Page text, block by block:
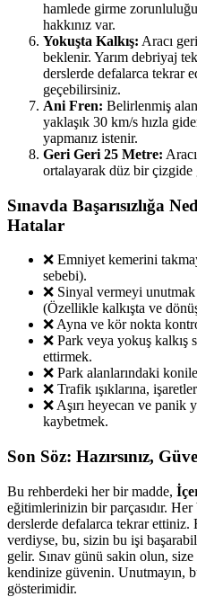
hamlede girme
hakkınız var.
Yokuşta Kalkış: Aracı
beklenir. Yarım debriyaj
derslerde defalarca tekrar
geçebilirsiniz.
Ani Fren: Belirlenmiş
yaklaşık 30 km/s hızla
yapmanız istenir.
Geri Geri 25 Metre:
ortalayarak düz bir çizgide
Sınavda Başarısızlığa
Hatalar
❌ Emniyet kemerini
sebebi).
❌ Sinyal vermeyi
(Özellikle kalkışta ve
❌ Ayna ve kör nokta
❌ Park veya yokuş kalkış
ettirmek.
❌ Park alanlarındaki
❌ Trafik ışıklarına,
❌ Aşırı heyecan ve
kaybetmek.
Son Söz: Hazırsınız,
Bu rehberdeki her bir madde,
eğitimlerinizin bir parçasıdır.
derslerde defalarca tekrar ettiniz.
verdiyse, bu, sizin bu işi
gelir. Sınav günü sakin olun,
kendinize güvenin. Unutmayın,
gösterimidir.